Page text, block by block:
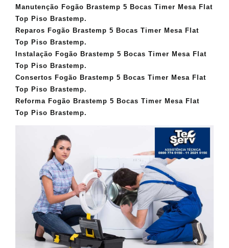
Manutenção Fogão Brastemp 5 Bocas Timer Mesa Flat
Top Piso Brastemp.
Reparos Fogão Brastemp 5 Bocas Timer Mesa Flat
Top Piso Brastemp.
Instalação Fogão Brastemp 5 Bocas Timer Mesa Flat
Top Piso Brastemp.
Consertos Fogão Brastemp 5 Bocas Timer Mesa Flat
Top Piso Brastemp.
Reforma Fogão Brastemp 5 Bocas Timer Mesa Flat
Top Piso Brastemp.